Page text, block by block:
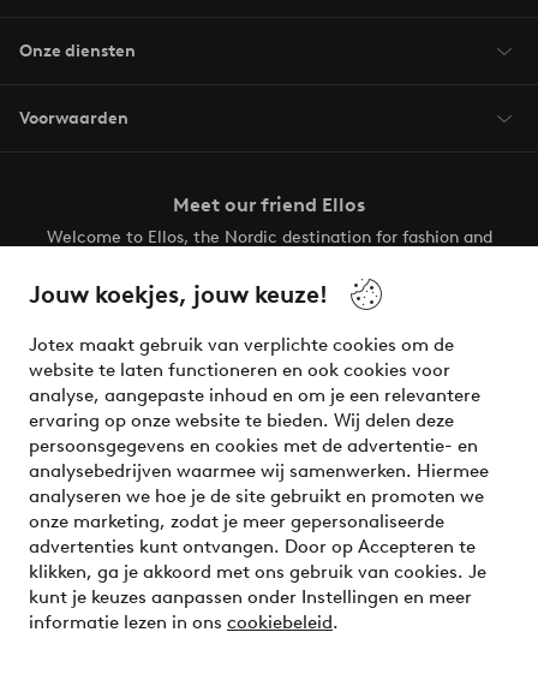
Jouw koekjes, jouw keuze!
Jotex maakt gebruik van verplichte cookies om de
website te laten functioneren en ook cookies voor
analyse, aangepaste inhoud en om je een relevantere
ervaring op onze website te bieden. Wij delen deze
persoonsgegevens en cookies met de advertentie- en
analysebedrijven waarmee wij samenwerken. Hiermee
analyseren we hoe je de site gebruikt en promoten we
onze marketing, zodat je meer gepersonaliseerde
advertenties kunt ontvangen. Door op Accepteren te
klikken, ga je akkoord met ons gebruik van cookies. Je
kunt je keuzes aanpassen onder Instellingen en meer
informatie lezen in ons cookiebeleid.
Onze diensten
Voorwaarden
Meet our friend Ellos
Welcome to Ellos, the Nordic destination for fashion and
your wardrobe. Your next inspiring look is here!
Veilig betalen - Nu betalen of opsplitsen
Wil je meer weten over onze betaalopties?